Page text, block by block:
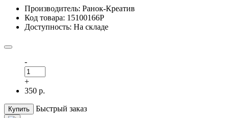
Производитель: Ранок-Креатив
Код товара: 15100166Р
Доступность: На складе
-
+
350 р.
Купить Быстрый заказ